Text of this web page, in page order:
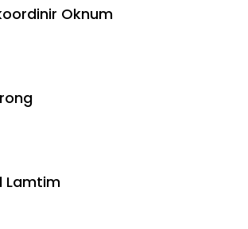
Oknum
Lamtim